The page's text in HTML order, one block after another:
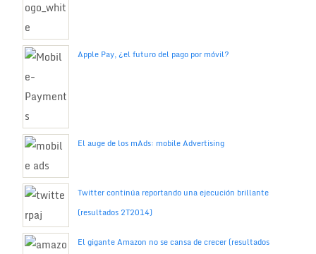
Apple Pay, ¿el futuro del pago por móvil?
El auge de los mAds: mobile Advertising
Twitter continúa reportando una ejecución brillante
(resultados 2T2014)
El gigante Amazon no se cansa de crecer (resultados